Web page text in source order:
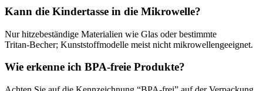
Kann die Kindertasse in die Mikrowelle?
Nur hitzebeständige Materialien wie Glas oder bestimmte
Tritan‑Becher; Kunststoffmodelle meist nicht mikrowellengeeignet.
Wie erkenne ich BPA-freie Produkte?